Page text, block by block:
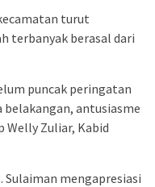
turut
terbanyak berasal dari
puncak peringatan
belakangan, antusiasme
Welly Zuliar, Kabid
Sulaiman mengapresiasi